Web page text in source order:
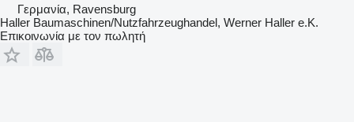
Γερμανία, Ravensburg
Haller Baumaschinen/Nutzfahrzeughandel, Werner Haller e.K.
Επικοινωνία με τον πωλητή